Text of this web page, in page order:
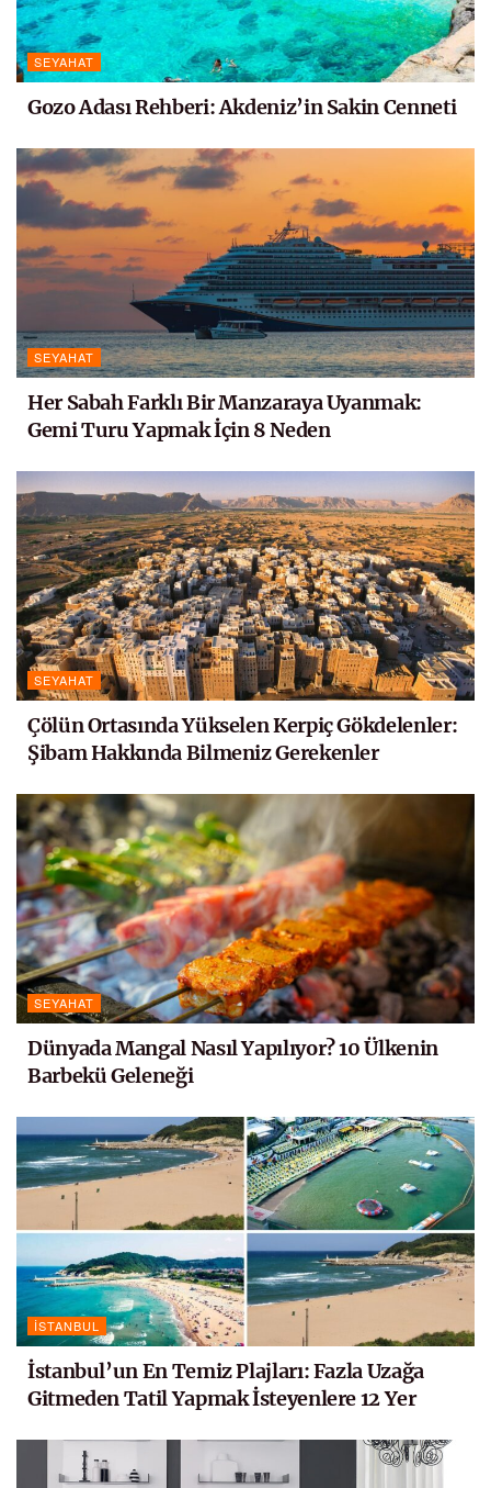
SEYAHAT
Gozo Adası Rehberi: Akdeniz’in Sakin Cenneti
SEYAHAT
Her Sabah Farklı Bir Manzaraya Uyanmak:
Gemi Turu Yapmak İçin 8 Neden
SEYAHAT
Çölün Ortasında Yükselen Kerpiç Gökdelenler:
Şibam Hakkında Bilmeniz Gerekenler
SEYAHAT
Dünyada Mangal Nasıl Yapılıyor? 10 Ülkenin
Barbekü Geleneği
İSTANBUL
İstanbul’un En Temiz Plajları: Fazla Uzağa
Gitmeden Tatil Yapmak İsteyenlere 12 Yer